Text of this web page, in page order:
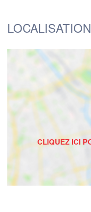
LOCALISATION